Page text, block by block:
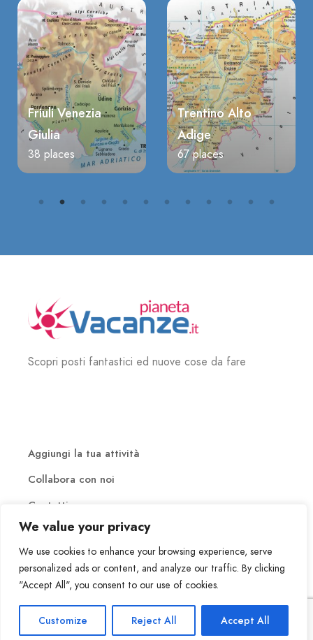
We value your privacy
We use cookies to enhance your browsing experience, serve
personalized ads or content, and analyze our traffic. By clicking
"Accept All", you consent to our use of cookies.
Customize Reject All Accept All
Friuli Venezia
Giulia
38 places
Trentino Alto
Adige
67 places
Scopri posti fantastici ed nuove cose da fare
Aggiungi la tua attività
Collabora con noi
Contatti
Copyrights © 2007 – 2023 PianetaVACANZE.it Tutti i diritti
riservatiTermini e condizioni|Privacy Policy|Credits